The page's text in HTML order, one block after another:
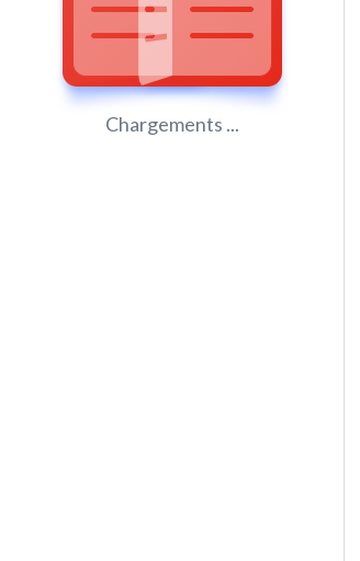
Chargements ...